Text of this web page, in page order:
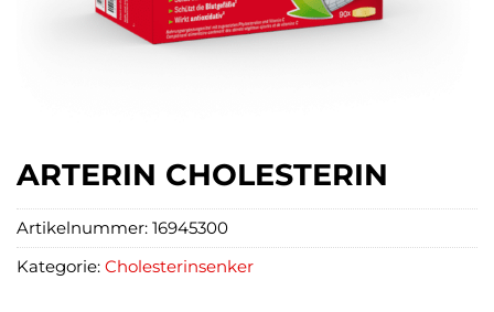
ARTERIN CHOLESTERIN
Artikelnummer: 16945300
Kategorie: Cholesterinsenker